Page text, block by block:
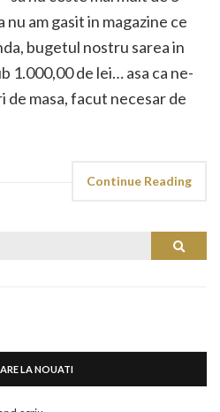
am gasit in magazine ce
bugetul nostru sarea in
1.000,00 de lei… asa ca ne-
de masa, facut necesar de
Continue Reading
Search
LA NOUATI